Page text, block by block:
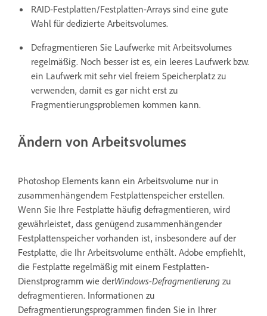
RAID-Festplatten/Festplatten-Arrays sind eine gute
Wahl für dedizierte Arbeitsvolumes.
Defragmentieren Sie Laufwerke mit Arbeitsvolumes
regelmäßig. Noch besser ist es, ein leeres Laufwerk bzw.
ein Laufwerk mit sehr viel freiem Speicherplatz zu
verwenden, damit es gar nicht erst zu
Fragmentierungsproblemen kommen kann.
Ändern von Arbeitsvolumes
Photoshop Elements kann ein Arbeitsvolume nur in
zusammenhängendem Festplattenspeicher erstellen.
Wenn Sie Ihre Festplatte häufig defragmentieren, wird
gewährleistet, dass genügend zusammenhängender
Festplattenspeicher vorhanden ist, insbesondere auf der
Festplatte, die Ihr Arbeitsvolume enthält. Adobe empfiehlt,
die Festplatte regelmäßig mit einem Festplatten-
Dienstprogramm wie derWindows-Defragmentierung zu
defragmentieren. Informationen zu
Defragmentierungsprogrammen finden Sie in Ihrer